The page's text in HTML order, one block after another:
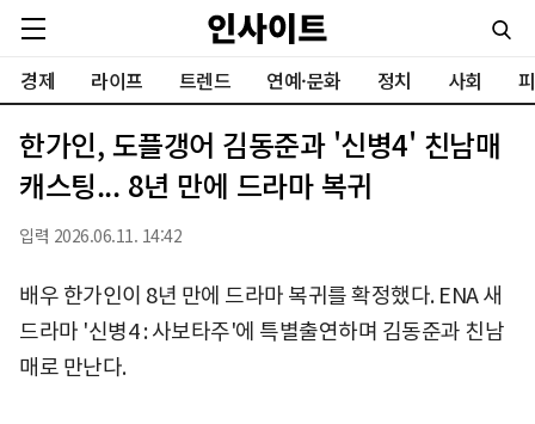
경제 라이프 트렌드 연예·문화 정치 사회
한가인, 도플갱어 김동준과 '신병4' 친남매
캐스팅... 8년 만에 드라마 복귀
입력 2026.06.11. 14:42
배우 한가인이 8년 만에 드라마 복귀를 확정했다. ENA 새
드라마 '신병4 : 사보타주'에 특별출연하며 김동준과 친남
매로 만난다.